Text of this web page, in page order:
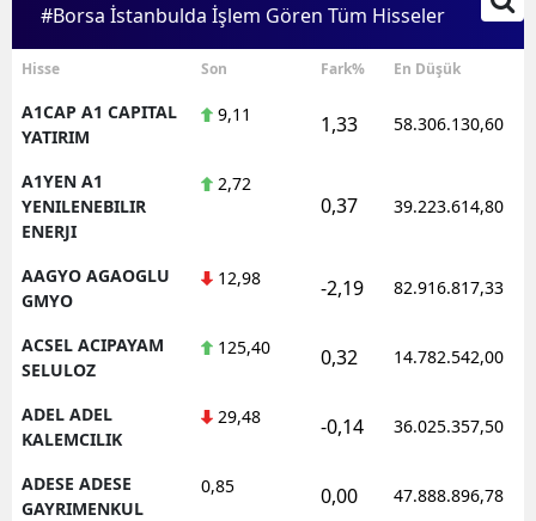
#Borsa İstanbulda İşlem Gören Tüm Hisseler
Hisse Son Fark% En Düşük
A1CAP A1 CAPITAL
YATIRIM
9,11 1,33 58.306.130,60
A1YEN A1
YENILENEBILIR
ENERJI
2,72
0,37 39.223.614,80
AAGYO AGAOGLU
GMYO
12,98 -2,19 82.916.817,33
ACSEL ACIPAYAM
SELULOZ
125,40 0,32 14.782.542,00
ADEL ADEL
KALEMCILIK
29,48 -0,14 36.025.357,50
ADESE ADESE
GAYRIMENKUL
0,85 0,00 47.888.896,78